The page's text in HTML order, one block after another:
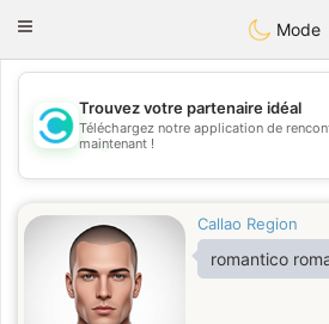
olombia
Toggle
Mode
💖
Trouvez votre partenaire idéal
Téléchargez notre application de
maintenant !
Callao Region
romantico